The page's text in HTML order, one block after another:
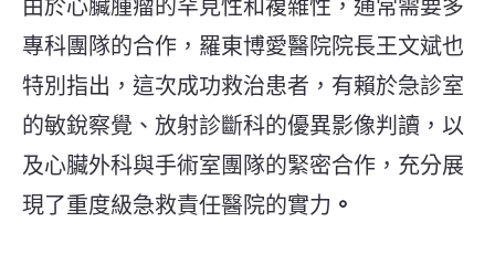
由於心臟腫瘤的罕見性和複雜性，通常需要多
專科團隊的合作，羅東博愛醫院院長王文斌也
特別指出，這次成功救治患者，有賴於急診室
的敏銳察覺、放射診斷科的優異影像判讀，以
及心臟外科與手術室團隊的緊密合作，充分展
現了重度級急救責任醫院的實力 。